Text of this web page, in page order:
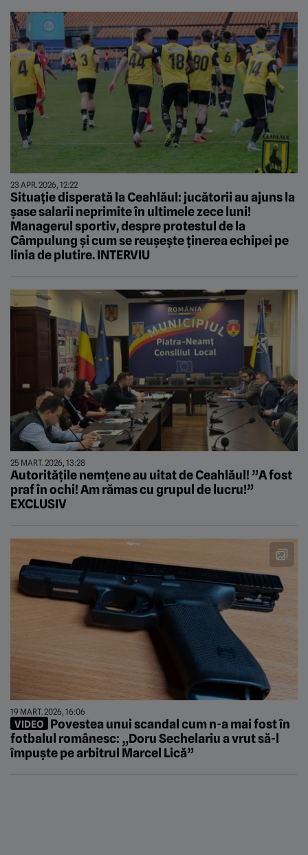
23 APR. 2026, 12:22
Situație disperată la Ceahlăul: jucătorii au ajuns la
șase salarii neprimite în ultimele zece luni!
Managerul sportiv, despre protestul de la
Câmpulung și cum se reușește ținerea echipei pe
linia de plutire. INTERVIU
25 MART. 2026, 13:28
Autoritățile nemțene au uitat de Ceahlăul! ”A fost
praf în ochi! Am rămas cu grupul de lucru!”
EXCLUSIV
19 MART. 2026, 16:06
VIDEO
Povestea unui scandal cum n-a mai fost în
fotbalul românesc: „Doru Sechelariu a vrut să-l
împuşte pe arbitrul Marcel Lică”